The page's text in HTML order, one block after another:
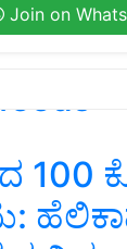
Join on
100